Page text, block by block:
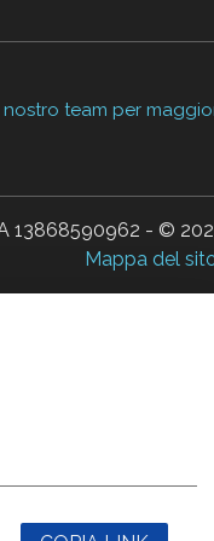
team per
13868590962 - ©
Mappa del